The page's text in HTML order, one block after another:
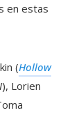
en estas
(Hollow
), Lorien